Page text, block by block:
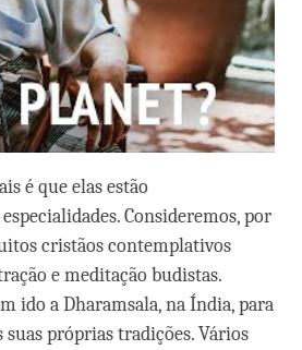
é que elas estão
Consideremos, por
cristãos contemplativos
e meditação budistas.
ido a Dharamsala, na Índia, para
suas próprias tradições. Vários